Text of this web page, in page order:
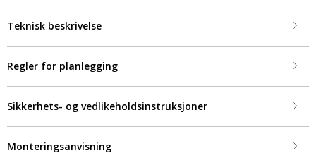
Teknisk beskrivelse
Regler for planlegging
Sikkerhets- og vedlikeholdsinstruksjoner
Monteringsanvisning